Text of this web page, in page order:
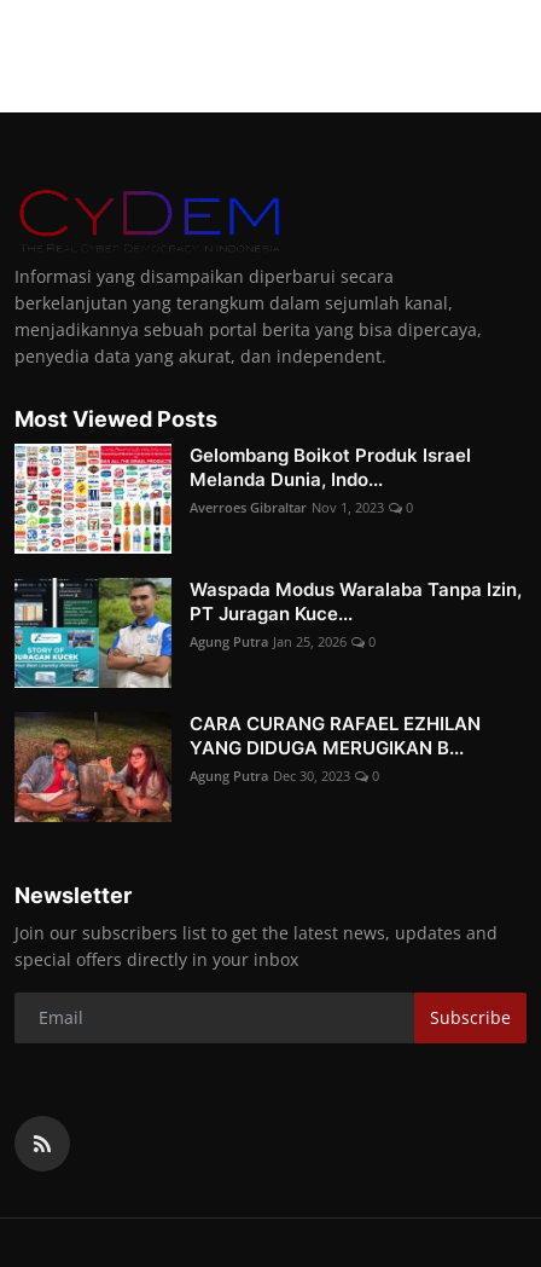
Informasi yang disampaikan diperbarui secara
berkelanjutan yang terangkum dalam sejumlah kanal,
menjadikannya sebuah portal berita yang bisa dipercaya,
penyedia data yang akurat, dan independent.
Most Viewed Posts
Gelombang Boikot Produk Israel
Melanda Dunia, Indo...
Averroes Gibraltar Nov 1, 2023 0
Waspada Modus Waralaba Tanpa Izin,
PT Juragan Kuce...
Agung Putra Jan 25, 2026 0
CARA CURANG RAFAEL EZHILAN
YANG DIDUGA MERUGIKAN B...
Agung Putra Dec 30, 2023 0
Newsletter
Join our subscribers list to get the latest news, updates and
special offers directly in your inbox
Subscribe